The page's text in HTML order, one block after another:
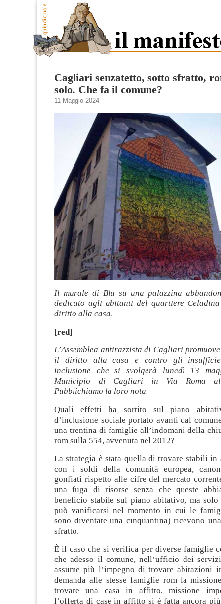
Cagliari senzatetto, sotto sfratto,
solo. Che fa il comune?
11 Maggio 2024
Il murale di Blu su una palazzina
dedicato agli abitanti del quartiere
diritto alla casa.
[red]
L’Assemblea antirazzista di Cagliari
il diritto alla casa e contro gli
inclusione che si svolgerà lunedì 13
Municipio di Cagliari in Via Roma
Pubblichiamo la loro nota.
Quali effetti ha sortito sul piano
d’inclusione sociale portato avanti dal
una trentina di famiglie all’indomani della
rom sulla 554, avvenuta nel 2012?
La strategia è stata quella di trovare stabili in
con i soldi della comunità europea, canoni
gonfiati rispetto alle cifre del mercato
una fuga di risorse senza che queste
beneficio stabile sul piano abitativo, ma
può vanificarsi nel momento in cui le
sono diventate una cinquantina) ricevono
sfratto.
È il caso che si verifica per diverse famiglie
che adesso il comune, nell’ufficio dei
assume più l’impegno di trovare abitazioni
demanda alle stesse famiglie rom la
trovare una casa in affitto, missione
l’offerta di case in affitto si è fatta ancora